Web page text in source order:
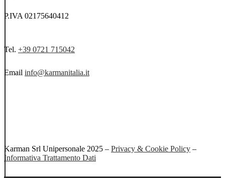
P.IVA 02175640412
Tel. +39 0721 715042
Email info@karmanitalia.it
Karman Srl Unipersonale 2025 – Privacy & Cookie Policy –
Informativa Trattamento Dati